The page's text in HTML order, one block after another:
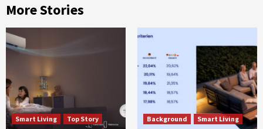
More Stories
Smart Living Top Story Background Smart Living